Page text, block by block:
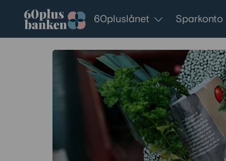
Gå till innehållet
60pluslånet Sparkonto